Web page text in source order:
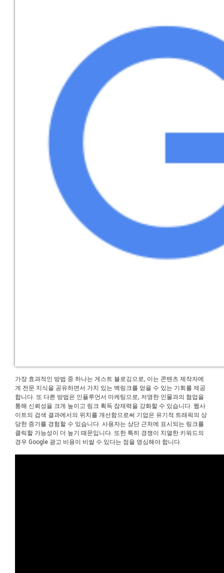
가장 효과적인 방법 중 하나는 게스트 블로깅으로, 이는 콘텐츠 제작자에
게 전문 지식을 공유하면서 가치 있는 백링크를 얻을 수 있는 기회를 제공
합니다. 또 다른 방법은 인플루언서 마케팅으로, 저명한 인물과의 협업을
통해 신뢰성을 크게 높이고 링크 획득 잠재력을 강화할 수 있습니다. 웹사
이트의 검색 결과에서의 위치를 개선함으로써 기업은 유기적 트래픽의 상
당한 증가를 경험할 수 있습니다. 사용자는 상단 근처에 표시되는 링크를
클릭할 가능성이 더 높기 때문입니다. 또한 특히 경쟁이 치열한 키워드의
경우 Google 광고 비용이 비쌀 수 있다는 점을 명심해야 합니다.